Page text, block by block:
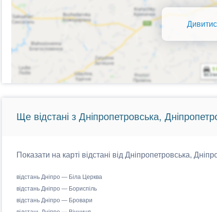
Ще відстані з Дніпропетровська,
Показати на карті відстані від Дніпропетровська,
відстань Дніпро — Біла Церква
відстань Дніпро — Бориспіль
відстань Дніпро — Бровари